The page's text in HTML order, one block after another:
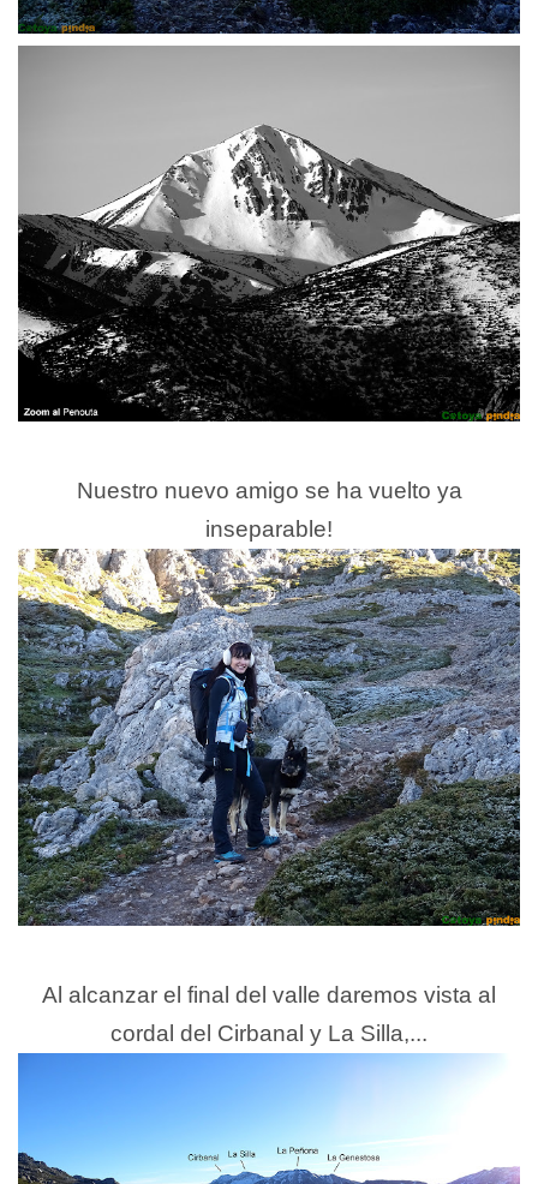
Nuestro nuevo amigo se ha vuelto ya
inseparable!
Al alcanzar el final del valle daremos vista al
cordal del Cirbanal y La Silla,...